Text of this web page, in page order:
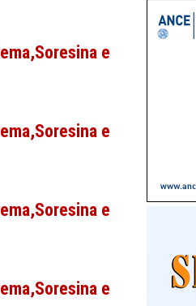
e
e
e
e